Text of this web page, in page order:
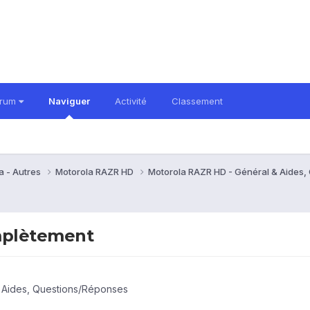
Naviguer Activité Classement
- Autres Motorola RAZR HD Motorola RAZR HD - Général &
Questions/Réponses